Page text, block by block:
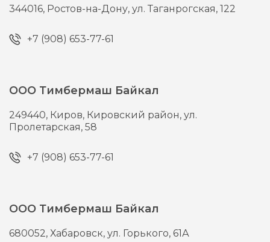
344016, Ростов-на-Дону,ул. Таганрогская, 122
+7 (908) 653-77-61
ООО Тимбермаш Байкал
249440, Киров, Кировский район, ул.
Пролетарская, 58
+7 (908) 653-77-61
ООО Тимбермаш Байкал
680052,Хабаровск,ул. Горького, 61А